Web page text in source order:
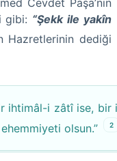
gibi: “Şekk ile yakîn
Hazretlerinin dediği
ihtimâl-i zâtî ise, bir
olsun.”
2